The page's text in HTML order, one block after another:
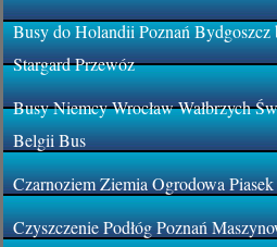
Busy do Holandii Poznań
Stargard Przewóz
Busy Niemcy Wrocław Wałbrzych
Belgii Bus
Czarnoziem Ziemia Ogrodowa
Czyszczenie Podłóg Poznań